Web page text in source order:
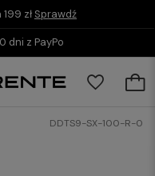
zł Sprawdź
dni z PayPo
DDTS9-SX-100-R-0